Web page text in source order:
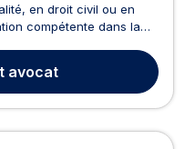
en droit civil ou en
compétente dans la
pénales. En droit public,
avocat